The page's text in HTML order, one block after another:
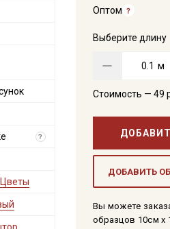
Оптом
Выберите длину
м
Стоимость — 49
ДОБАВИТЬ
Вы можете
образцов 10см x
?
Цветы